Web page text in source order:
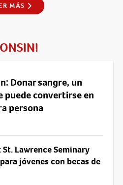
MÁS
Donar sangre, un
puede convertirse en
persona
St. Lawrence Seminary
jóvenes con becas de